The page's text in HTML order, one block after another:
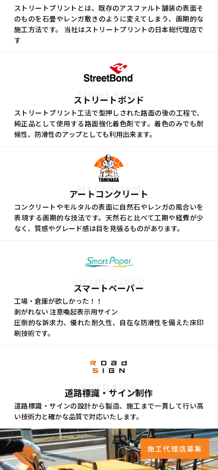
ストリートプリントとは、既存のアスファルト舗装の表面そ
のものを石畳やレンガ敷きのように変えてしまう、画期的な
施工方法です。 当社はストリートプリントの日本総代理店で
す
Street Bond
ストリートボンド
ストリートプリント工法で型押しされた路面の後の工程で、
純正品として使用する路面強化着色剤です。着色のみでも耐
候性、防滑性のアップとしても利用出来ます。
Art Concreet
アートコンクリート
コンクリートやモルタルの表面に自然石やレンガの風合いを
表現する画期的な技法です。天然石と比べて工期や経費が少
なく、質感やグレード感は目を見張るものがあります。
SMART PAPER
スマートペーパー
工場・倉庫が欲しかった！！
剥がれない 注意喚起表示用サイン
圧倒的な訴求力、優れた耐久性、自在な防滑性を備えた床印
刷技術です。
ROAD SIGN
道路標識・サイン制作
道路標識・サインの設計から製造、施工まで一貫して行い高
い技術力と確かな品質で対応いたします。
施工代理店募集